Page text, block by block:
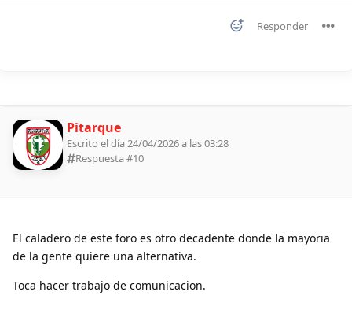
Responder
Pitarque
Escrito el día 24/04/2026 a las 03:28
Respuesta #10
El caladero de este foro es otro decadente donde la mayoria
de la gente quiere una alternativa.
Toca hacer trabajo de comunicacion.